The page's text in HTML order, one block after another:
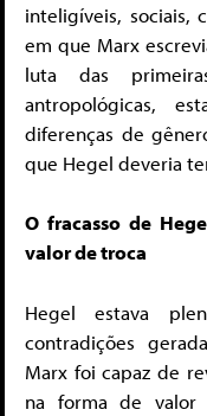
inteligíveis, sociais,
em que Marx
luta das
antropológicas,
diferenças de
que Hegel deveria
O fracasso de
valor de troca
Hegel estava
contradições
Marx foi capaz de
na forma de valor